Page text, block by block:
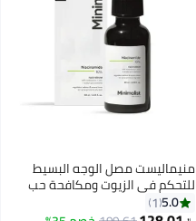
منيماليست مصل الوجه البسيط
للتحكم في الزيوت ومكافحة حب
الشباب 10% من النياسيناميد مع 5.0
1